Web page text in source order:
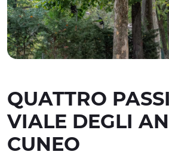
TERRITORIO
CULTURA
NATURA E BENESSERE
ESPERIENZE
QUATTRO
VIALE DEGLI
CUNEO